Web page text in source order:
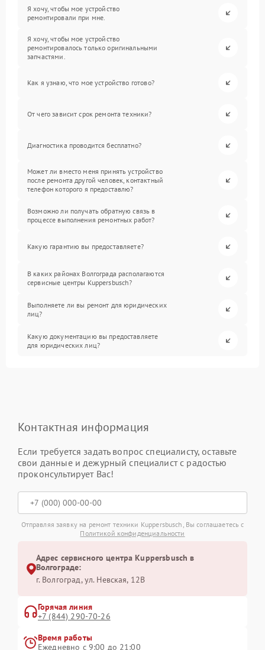
Я хочу, чтобы мое устройство
ремонтировали при мне.
Я хочу, чтобы мое устройство
ремонтировалось только оригинальными
запчастями.
Как я узнаю, что мое устройство готово?
От чего зависит срок ремонта техники?
Диагностика проводится бесплатно?
Может ли вместо меня принять устройство
после ремонта другой человек, контактный
телефон которого я предоставлю?
Возможно ли получать обратную связь в
процессе выполнения ремонтных работ?
Какую гарантию вы предоставляете?
В каких районах Волгограда располагаются
сервисные центры Kuppersbusch?
Выполняете ли вы ремонт для юридических
лиц?
Какую документацию вы предоставляете
для юридических лиц?
Контактная информация
Если требуется задать вопрос специалисту, оставьте
свои данные и дежурный специалист с радостью
проконсультирует Вас!
Отправляя заявку на ремонт техники Kuppersbusch, Вы соглашаетесь с
Политикой конфиденциальности
Адрес сервисного центра Kuppersbusch в
Волгограде:
г. Волгоград, ул. Невская, 12В
Горячая линия
+7 (844) 290-70-26
Время работы
Ежедневно с 9:00 до 21:00